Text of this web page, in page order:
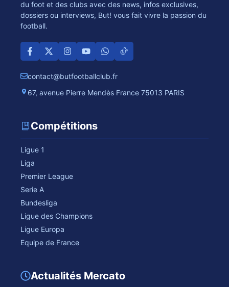
du foot et des clubs avec des news, infos exclusives,
dossiers ou interviews, But! vous fait vivre la passion du
football.
contact@butfootballclub.fr
67, avenue Pierre Mendès France 75013 PARIS
Compétitions
Ligue 1
Liga
Premier League
Serie A
Bundesliga
Ligue des Champions
Ligue Europa
Equipe de France
Actualités Mercato